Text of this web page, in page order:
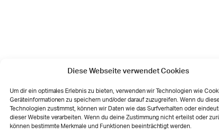
Diese Webseite verwendet Cookies
Um dir ein optimales Erlebnis zu bieten, verwenden wir Technologien wie
Geräteinformationen zu speichern und/oder darauf zuzugreifen. Wenn du
Technologien zustimmst, können wir Daten wie das Surfverhalten oder
dieser Website verarbeiten. Wenn du deine Zustimmung nicht erteilst oder
können bestimmte Merkmale und Funktionen beeinträchtigt werden.